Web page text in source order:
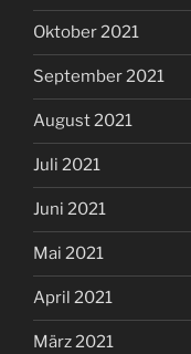
Oktober 2021
September 2021
August 2021
Juli 2021
Juni 2021
Mai 2021
April 2021
März 2021